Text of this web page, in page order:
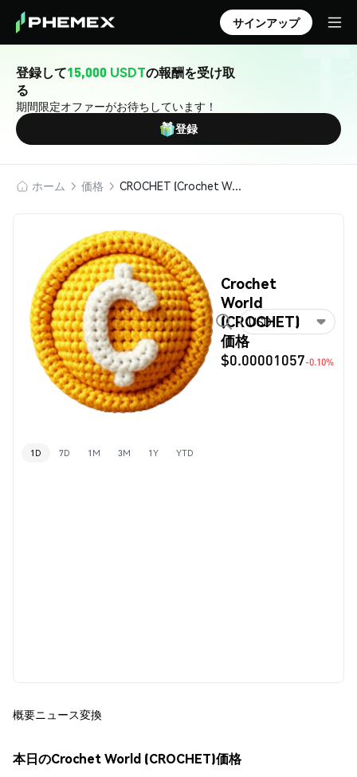
サインアップ
登録して15,000 USDTの報酬を受け取
る
期間限定オファーがお待ちしています！
登録
ホーム 価格 CROCHET (Crochet World)
Crochet
World
(CROCHET)
価格
$0.00001057-0.10%
USD
1D 7D 1M 3M 1Y YTD
概要ニュース変換
本日のCrochet World (CROCHET)価格